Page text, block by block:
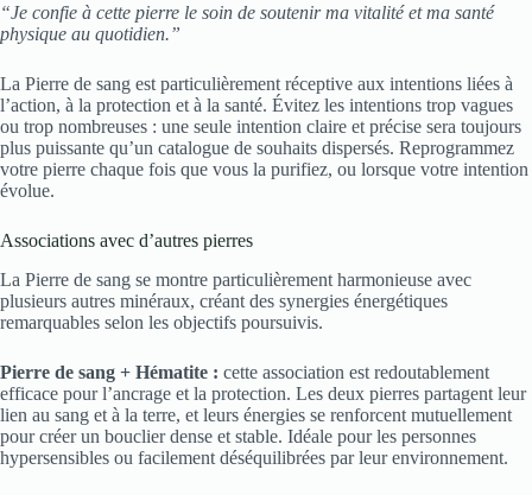
“Je confie à cette pierre le soin de soutenir ma vitalité et ma santé
physique au quotidien.”
La Pierre de sang est particulièrement réceptive aux intentions liées à
l’action, à la protection et à la santé. Évitez les intentions trop vagues
ou trop nombreuses : une seule intention claire et précise sera toujours
plus puissante qu’un catalogue de souhaits dispersés. Reprogrammez
votre pierre chaque fois que vous la purifiez, ou lorsque votre intention
évolue.
Associations avec d’autres pierres
La Pierre de sang se montre particulièrement harmonieuse avec
plusieurs autres minéraux, créant des synergies énergétiques
remarquables selon les objectifs poursuivis.
Pierre de sang + Hématite : cette association est redoutablement
efficace pour l’ancrage et la protection. Les deux pierres partagent leur
lien au sang et à la terre, et leurs énergies se renforcent mutuellement
pour créer un bouclier dense et stable. Idéale pour les personnes
hypersensibles ou facilement déséquilibrées par leur environnement.